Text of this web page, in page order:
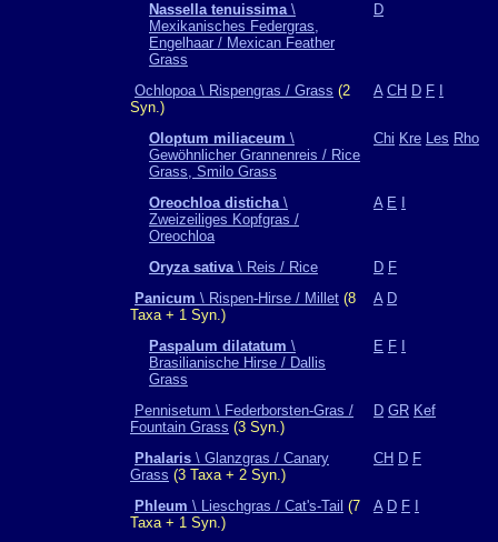
Nassella tenuissima\
Mexikanisches Federgras,
Engelhaar / Mexican Feather
Grass
D
Ochlopoa \ Rispengras / Grass (2
Syn.)
A CH D F
Oloptum miliaceum \
Gewöhnlicher Grannenreis / Rice
Grass, Smilo Grass
Chi Kre Les Rho
Oreochloa disticha\
Zweizeiliges Kopfgras /
Oreochloa
A E
Oryza sativa\ Reis / Rice D F
Panicum \ Rispen-Hirse / Millet (8
Taxa + 1 Syn.)
A D
Paspalum dilatatum \
Brasilianische Hirse / Dallis
Grass
E F
Pennisetum \ Federborsten-Gras /
Fountain Grass (3 Syn.)
D GR Kef
Phalaris \ Glanzgras / Canary
Grass (3 Taxa + 2 Syn.)
CH D F
Phleum \ Lieschgras / Cat's-Tail (7
Taxa + 1 Syn.)
A D F